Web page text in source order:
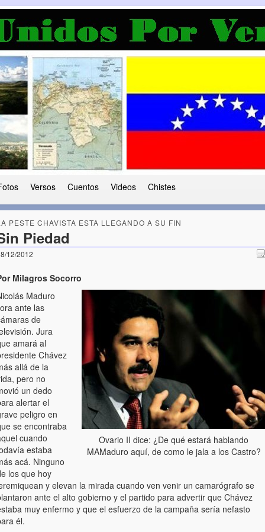
Democracia
le ha caido a esta tierra
Versos Cuentos Videos Chistes
PESTE CHAVISTA ESTA LLEGANDO A SU FIN
Piedad
12/2012
Milagros Socorro
Ovario II dice: ¿De qué estará hablando
MAMaduro aquí, de como le jala a los Castro?
Maduro
ante las
de
Jura
amará al
Chávez
allá de la
pero no
un dedo
alertar el
peligro en
se encontraba
cuando
estaba
acá. Ninguno
los que hoy
y elevan la mirada cuando ven venir un camarógrafo se
ante el alto gobierno y el partido para advertir que Chávez
muy enfermo y que el esfuerzo de la campaña sería nefasto
él.